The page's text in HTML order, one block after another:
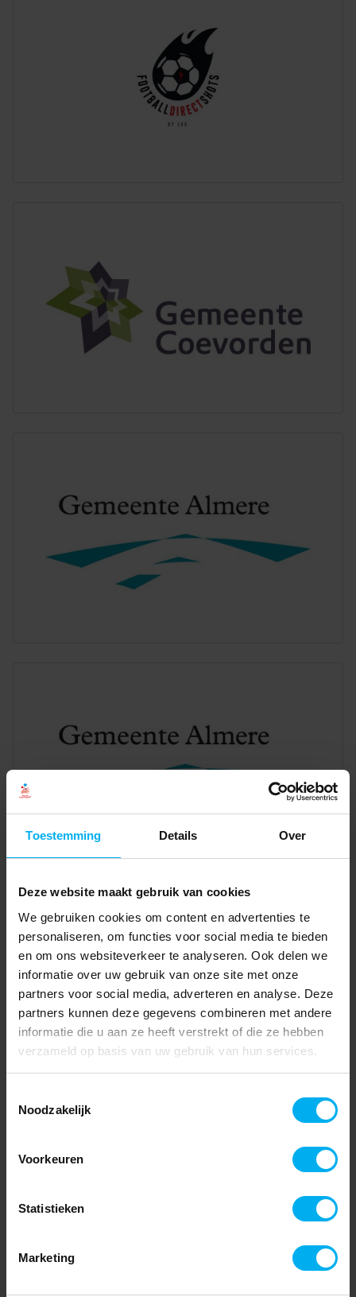
Toestemming Details Over
Deze website maakt gebruik van cookies
We gebruiken cookies om content en advertenties te
personaliseren, om functies voor social media te bieden
en om ons websiteverkeer te analyseren. Ook delen we
informatie over uw gebruik van onze site met onze
partners voor social media, adverteren en analyse. Deze
partners kunnen deze gegevens combineren met andere
informatie die u aan ze heeft verstrekt of die ze hebben
verzameld op basis van uw gebruik van hun services.
Noodzakelijk
Voorkeuren
Statistieken
Marketing